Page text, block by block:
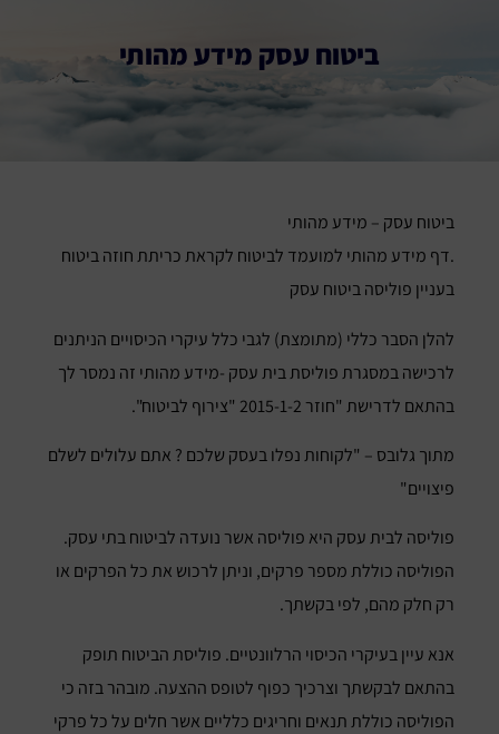
ביטוח עסק מידע מהותי
ביטוח עסק – מידע מהותי
.דף מידע מהותי למועמד לביטוח לקראת כריתת חוזה ביטוח
בעניין פוליסה ביטוח עסק
להלן הסבר כללי (מתומצת) לגבי כלל עיקרי הכיסויים הניתנים
לרכישה במסגרת פוליסת בית עסק -מידע מהותי זה נמסר לך
בהתאם לדרישת "חוזר 2015-1-2 "צירוף לביטוח".
מתוך גלובס – "לקוחות נפלו בעסק שלכם ? אתם עלולים לשלם
פיצויים"
פוליסה לבית עסק היא פוליסה אשר נועדה לביטוח בתי עסק.
הפוליסה כוללת מספר פרקים, וניתן לרכוש את כל הפרקים או
רק חלק מהם, לפי בקשתך.
אנא עיין בעיקרי הכיסוי הרלוונטיים. פוליסת הביטוח תופק
בהתאם לבקשתך וצרכיך כפוף לטופס ההצעה. מובהר בזה כי
הפוליסה כוללת תנאים וחריגים כלליים אשר חלים על כל פרקי